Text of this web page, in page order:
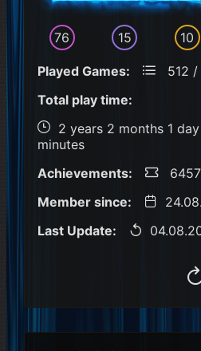
76 15 10
Played Games:
512
Total play time:
2 years 2 months 1
minutes
Achievements:
Member since:
Last Update: